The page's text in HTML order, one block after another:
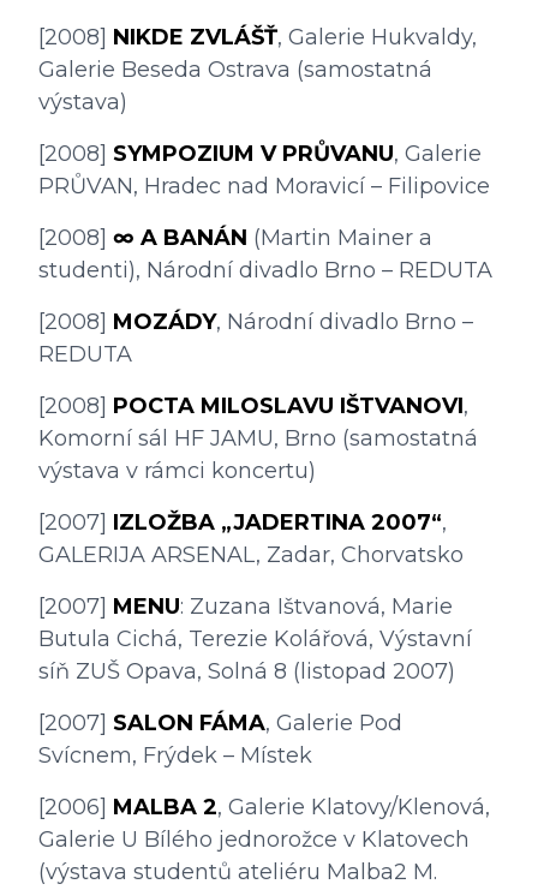
[2008] NIKDE ZVLÁŠŤ, Galerie Hukvaldy,
Galerie Beseda Ostrava (samostatná
výstava)
[2008] SYMPOZIUM V PRŮVANU, Galerie
PRŮVAN, Hradec nad Moravicí – Filipovice
[2008] ∞ A BANÁN (Martin Mainer a
studenti), Národní divadlo Brno – REDUTA
[2008] MOZÁDY, Národní divadlo Brno –
REDUTA
[2008] POCTA MILOSLAVU IŠTVANOVI,
Komorní sál HF JAMU, Brno (samostatná
výstava v rámci koncertu)
[2007] IZLOŽBA „JADERTINA 2007“,
GALERIJA ARSENAL, Zadar, Chorvatsko
[2007] MENU: Zuzana Ištvanová, Marie
Butula Cichá, Terezie Kolářová, Výstavní
síň ZUŠ Opava, Solná 8 (listopad 2007)
[2007] SALON FÁMA, Galerie Pod
Svícnem, Frýdek – Místek
[2006] MALBA 2, Galerie Klatovy/Klenová,
Galerie U Bílého jednorožce v Klatovech
(výstava studentů ateliéru Malba2 M.